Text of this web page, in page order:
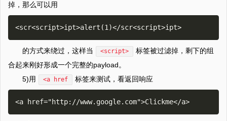
掉，那么可以用
的方式来绕过，这样当 <script>
标签被过滤掉，剩下的组
合起来刚好形成一个完整的payload。
5)用
<a href 标签来测试，看返回响应